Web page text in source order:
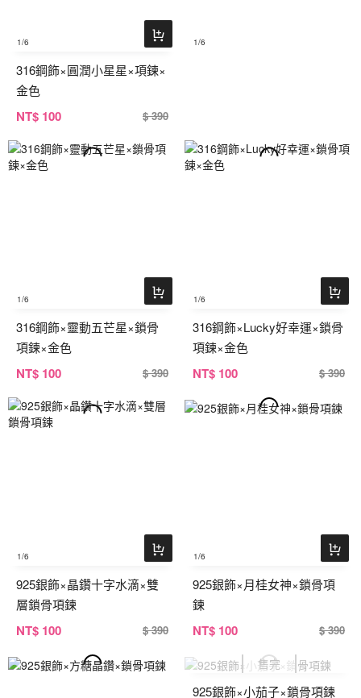
1/6
316鋼飾×圓潤小星星×項鍊×
金色
NT$ 100 $ 390
1/6
1/6
316鋼飾×靈動五芒星×鎖骨
項鍊×金色
NT$ 100 $ 390
1/6
316鋼飾×Lucky好幸運×鎖骨
項鍊×金色
NT$ 100 $ 390
1/6
925銀飾×晶鑽十字水滴×雙
層鎖骨項鍊
NT$ 100 $ 390
1/6
925銀飾×月桂女神×鎖骨項
鍊
NT$ 100 $ 390
925銀飾×小茄子×鎖骨項鍊